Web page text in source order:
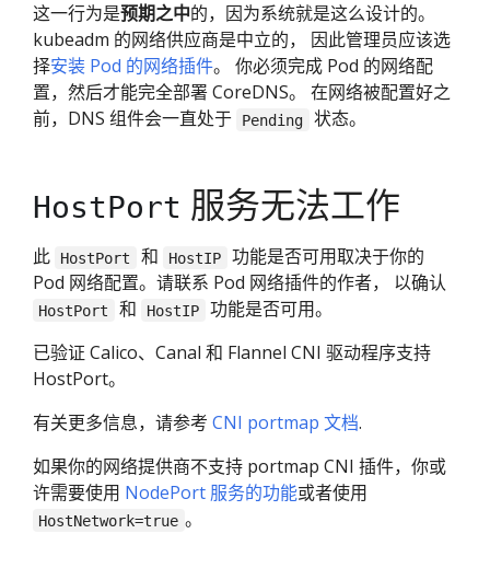
这一行为是预期之中的，因为系统就是这么设计的。
kubeadm 的网络供应商是中立的， 因此管理员应该选
择安装 Pod 的网络插件。 你必须完成 Pod 的网络配
置，然后才能完全部署 CoreDNS。 在网络被配置好之
前，DNS 组件会一直处于
Pending 状态。
HostPort 服务无法工作
此 HostPort 和 HostIP
功能是否可用取决于你的
Pod 网络配置。请联系 Pod 网络插件的作者， 以确认
HostPort 和 HostIP
功能是否可用。
已验证 Calico、Canal 和 Flannel CNI 驱动程序支持
HostPort。
有关更多信息，请参考 CNI portmap 文档.
如果你的网络提供商不支持 portmap CNI 插件，你或
许需要使用 NodePort 服务的功能或者使用
HostNetwork=true 。